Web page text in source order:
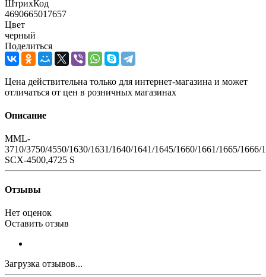
ШтрихКод
4690665017657
Цвет
черный
Поделиться
Цена действительна только для интернет-магазина и может
отличаться от цен в розничных магазинах
Описание
MML-
3710/3750/4550/1630/1631/1640/1641/1645/1660/1661/1665/1666/
SCX-4500,4725 S
Отзывы
Нет оценок
Оставить отзыв
Загрузка отзывов...